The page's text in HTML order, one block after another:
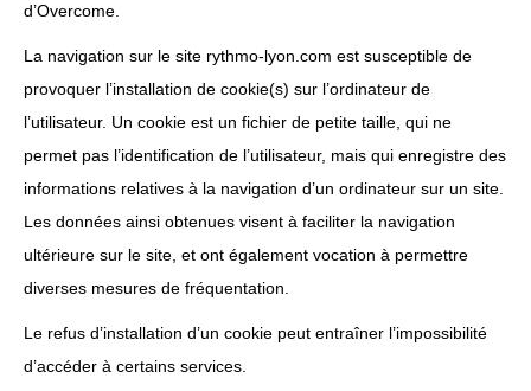
d’Overcome.
La navigation sur le site rythmo-lyon.com est susceptible de
provoquer l’installation de cookie(s) sur l’ordinateur de
l’utilisateur. Un cookie est un fichier de petite taille, qui ne
permet pas l’identification de l’utilisateur, mais qui enregistre des
informations relatives à la navigation d’un ordinateur sur un site.
Les données ainsi obtenues visent à faciliter la navigation
ultérieure sur le site, et ont également vocation à permettre
diverses mesures de fréquentation.
Le refus d’installation d’un cookie peut entraîner l’impossibilité
d’accéder à certains services.